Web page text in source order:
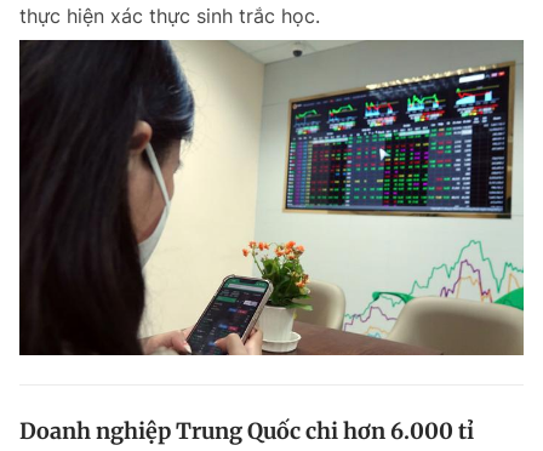
thực hiện xác thực sinh trắc học.
Doanh nghiệp Trung Quốc chi hơn 6.000 tỉ